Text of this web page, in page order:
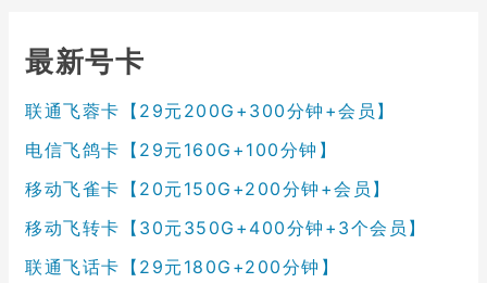
最新号卡
联通飞蓉卡【29元200G+300分钟+会员】
电信飞鸽卡【29元160G+100分钟】
移动飞雀卡【20元150G+200分钟+会员】
移动飞转卡【30元350G+400分钟+3个会员】
联通飞话卡【29元180G+200分钟】